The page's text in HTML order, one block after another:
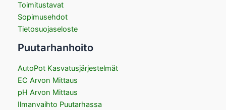
Toimitustavat
Sopimusehdot
Tietosuojaseloste
Puutarhanhoito
AutoPot Kasvatusjärjestelmät
EC Arvon Mittaus
pH Arvon Mittaus
Ilmanvaihto Puutarhassa